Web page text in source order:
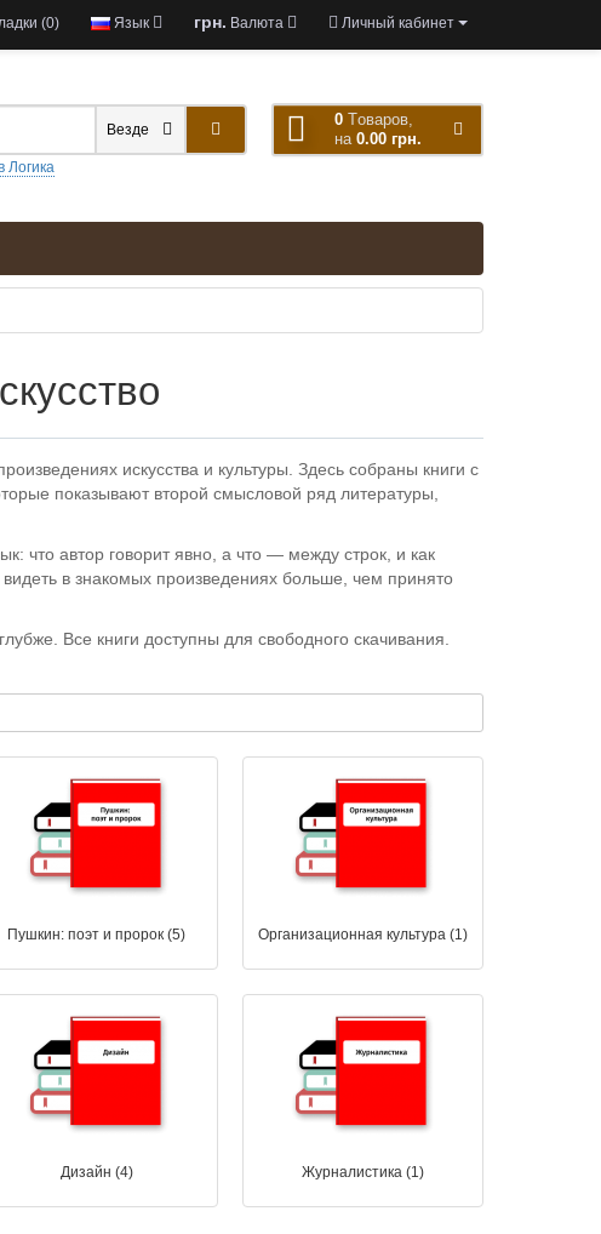
Личный кабинет
грн. Валюта
Язык
(0)
0 Tоваров,
на 0.00 грн.
Везде
Логика
искусства и культуры. Здесь собраны книги с
показывают второй смысловой ряд литературы,
что автор говорит явно, а что — между строк, и как
в знакомых произведениях больше, чем принято
Все книги доступны для свободного скачивания.
Пушкин: поэт и пророк (5) Организационная культура (1)
Дизайн (4) Журналистика (1)